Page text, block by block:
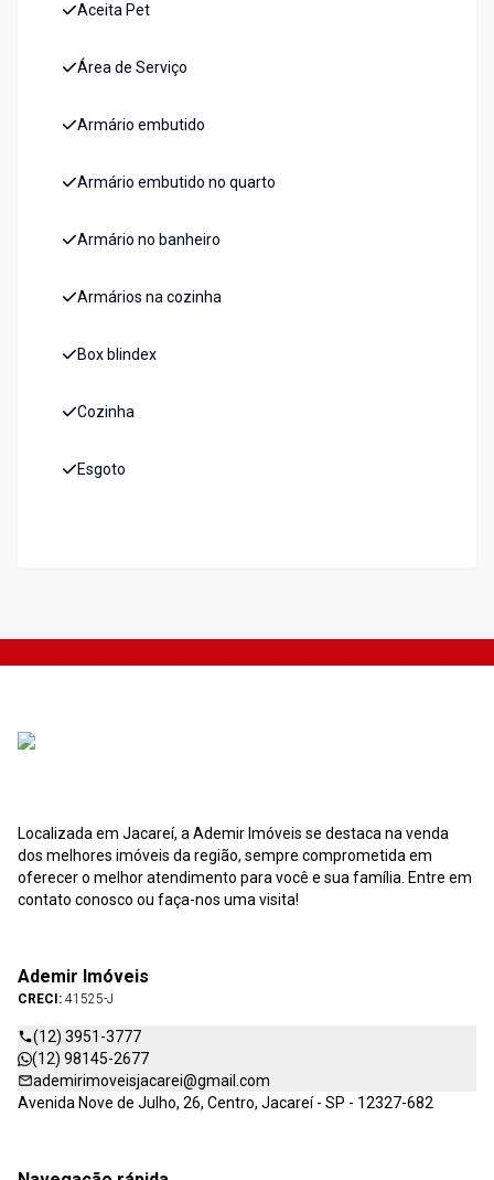
Aceita Pet
Área de Serviço
Armário embutido
Armário embutido no quarto
Armário no banheiro
Armários na cozinha
Box blindex
Cozinha
Esgoto
Localizada em Jacareí, a Ademir Imóveis se destaca na venda
dos melhores imóveis da região, sempre comprometida em
oferecer o melhor atendimento para você e sua família. Entre em
contato conosco ou faça-nos uma visita!
Ademir Imóveis
CRECI: 41525-J
(12) 3951-3777
(12) 98145-2677
ademirimoveisjacarei@gmail.com
Avenida Nove de Julho, 26, Centro, Jacareí - SP - 12327-682